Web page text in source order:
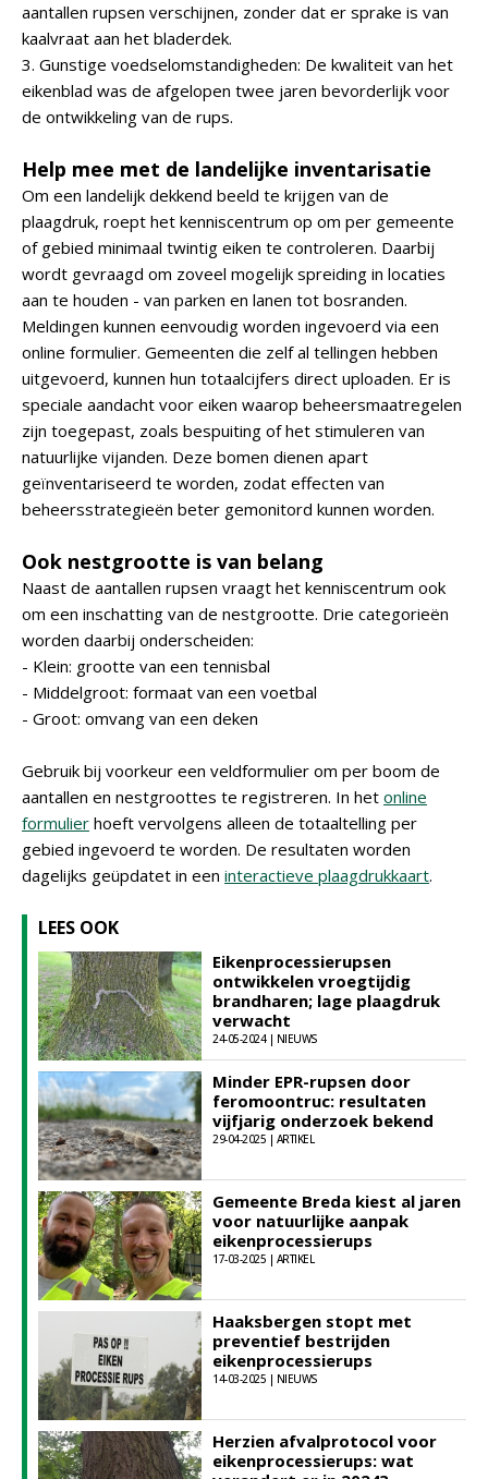
aantallen rupsen verschijnen, zonder dat er sprake is van
kaalvraat aan het bladerdek.
3. Gunstige voedselomstandigheden: De kwaliteit van het
eikenblad was de afgelopen twee jaren bevorderlijk voor
de ontwikkeling van de rups.
Help mee met de landelijke inventarisatie
Om een landelijk dekkend beeld te krijgen van de
plaagdruk, roept het kenniscentrum op om per gemeente
of gebied minimaal twintig eiken te controleren. Daarbij
wordt gevraagd om zoveel mogelijk spreiding in locaties
aan te houden - van parken en lanen tot bosranden.
Meldingen kunnen eenvoudig worden ingevoerd via een
online formulier. Gemeenten die zelf al tellingen hebben
uitgevoerd, kunnen hun totaalcijfers direct uploaden. Er is
speciale aandacht voor eiken waarop beheersmaatregelen
zijn toegepast, zoals bespuiting of het stimuleren van
natuurlijke vijanden. Deze bomen dienen apart
geïnventariseerd te worden, zodat effecten van
beheersstrategieën beter gemonitord kunnen worden.
Ook nestgrootte is van belang
Naast de aantallen rupsen vraagt het kenniscentrum ook
om een inschatting van de nestgrootte. Drie categorieën
worden daarbij onderscheiden:
- Klein: grootte van een tennisbal
- Middelgroot: formaat van een voetbal
- Groot: omvang van een deken
Gebruik bij voorkeur een veldformulier om per boom de
aantallen en nestgroottes te registreren. In het online
formulier hoeft vervolgens alleen de totaaltelling per
gebied ingevoerd te worden. De resultaten worden
dagelijks geüpdatet in een interactieve plaagdrukkaart.
LEES OOK
Eikenprocessierupsen
ontwikkelen vroegtijdig
brandharen; lage plaagdruk
verwacht
24-05-2024 | NIEUWS
Minder EPR-rupsen door
feromoontruc: resultaten
vijfjarig onderzoek bekend
29-04-2025 | ARTIKEL
Gemeente Breda kiest al jaren
voor natuurlijke aanpak
eikenprocessierups
17-03-2025 | ARTIKEL
Haaksbergen stopt met
preventief bestrijden
eikenprocessierups
14-03-2025 | NIEUWS
Herzien afvalprotocol voor
eikenprocessierups: wat